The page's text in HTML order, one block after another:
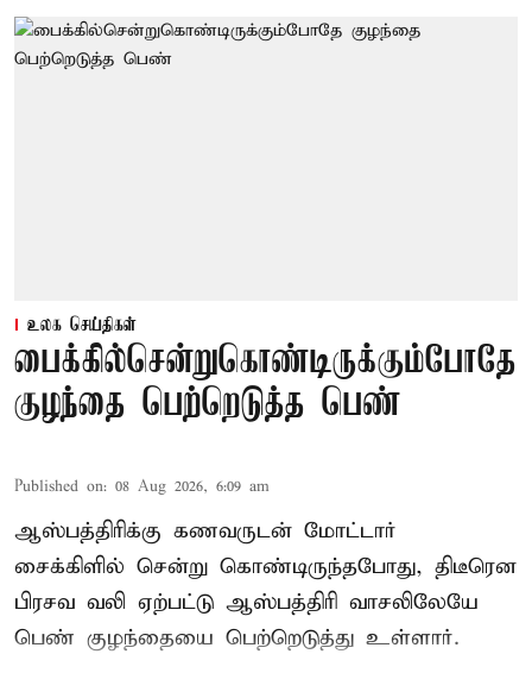
உலக செய்திகள்
பைக்கில்சென்றுகொண்டிருக்கும்போதே
குழந்தை பெற்றெடுத்த பெண்
Published on: 08 Aug 2026, 6:09 am
ஆஸ்பத்திரிக்கு கணவருடன் மோட்டார்
சைக்கிளில் சென்று கொண்டிருந்தபோது, திடீரென
பிரசவ வலி ஏற்பட்டு ஆஸ்பத்திரி வாசலிலேயே
பெண் குழந்தையை பெற்றெடுத்து உள்ளார்.